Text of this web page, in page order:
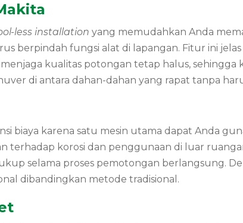
less installation yang memudahkan Anda
berpindah fungsi alat di lapangan. Fitur ini
kualitas potongan tetap halus,
di antara dahan-dahan yang rapat tanpa
biaya karena satu mesin utama dapat Anda
korosi dan penggunaan di luar
selama proses pemotongan berlangsung.
dibandingkan metode tradisional.